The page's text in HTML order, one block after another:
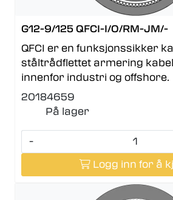
G12-9/125 QFCI-I/O/RM-JM/-
QFCI er en funksjonssikker
ståltrådflettet armering
innenfor industri og offshore.
20184659
På lager
-
Logg inn for å